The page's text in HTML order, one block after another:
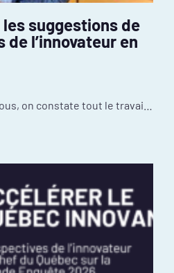
les suggestions de
l’innovateur en